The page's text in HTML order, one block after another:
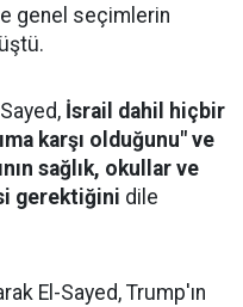
genel seçimlerin
İsrail dahil hiçbir
karşı olduğunu" ve
sağlık, okullar ve
gerektiğini dile
El-Sayed, Trump'ın